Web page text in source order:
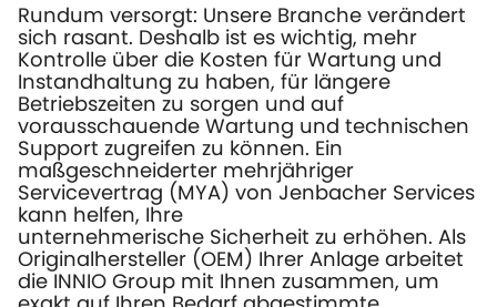
Rundum versorgt: Unsere Branche verändert
sich rasant. Deshalb ist es wichtig, mehr
Kontrolle über die Kosten für Wartung und
Instandhaltung zu haben, für längere
Betriebszeiten zu sorgen und auf
vorausschauende Wartung und technischen
Support zugreifen zu können. Ein
maßgeschneiderter mehrjähriger
Servicevertrag (MYA) von Jenbacher Services
kann helfen, Ihre
unternehmerische Sicherheit zu erhöhen. Als
Originalhersteller (OEM) Ihrer Anlage arbeitet
die INNIO Group mit Ihnen zusammen, um